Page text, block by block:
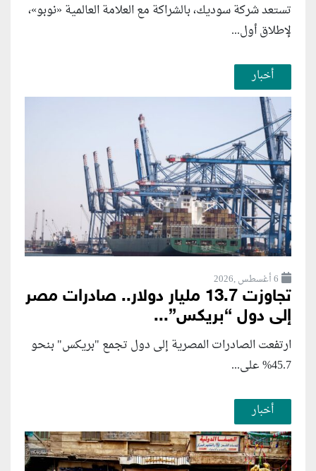
تستعد شركة سوديك، بالشراكة مع العلامة العالمية «نوبو»،
لإطلاق أول...
أخبار
6 أغسطس ,2026
تجاوزت 13.7 مليار دولار.. صادرات مصر
إلى دول “بريكس”...
ارتفعت الصادرات المصرية إلى دول تجمع "بريكس" بنحو
45.7% على...
أخبار